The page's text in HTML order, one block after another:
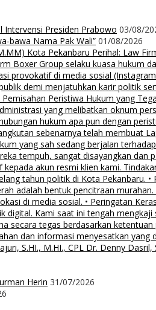
Intervensi Presiden Prabowo 03/08/
bawa Nama Pak Wali” 01/08/2026
Kota Pekanbaru Perihal: Law
Boxer Group selaku kuasa hukum
provokatif di media sosial
demi menjatuhkan karir politik
Peristiwa Hukum yang
yang melibatkan oknum
hukum apa pun dengan
sebenarnya telah membuat
yang sah sedang berjalan
tempuh, sangat disayangkan
akun resmi klien kami.
tahun politik di Kota Pekanbaru. •
adalah bentuk pencitraan
di media sosial. • Peringatan
Kami saat ini tengah
tegas berdasarkan
dan informasi menyesatkan
S.HI., M.HI., CPL Dr. Denny Dasril,
Herin 31/07/2026